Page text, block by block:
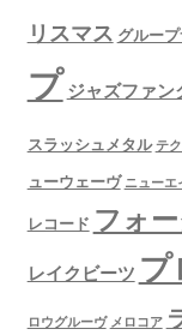
リスマス グルー
プ ジャズファン
スラッシュメタル テ
ューウェーヴ ニューエ
レコード フォー
レイクビーツ プ
ロウグルーヴ メロコア